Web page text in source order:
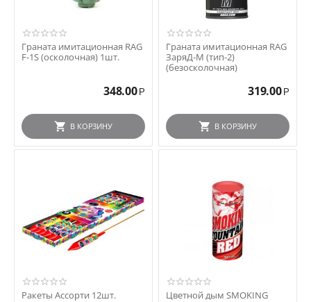
Граната имитационная RAG
F-1S (осколочная) 1шт.
348.00 Р
В КОРЗИНУ
Граната имитационная RAG
ЗаряД-М (тип-2)
(безосколочная)
319.00 Р
В КОРЗИНУ
Ракеты Ассорти 12шт.
Цветной дым SMOKING